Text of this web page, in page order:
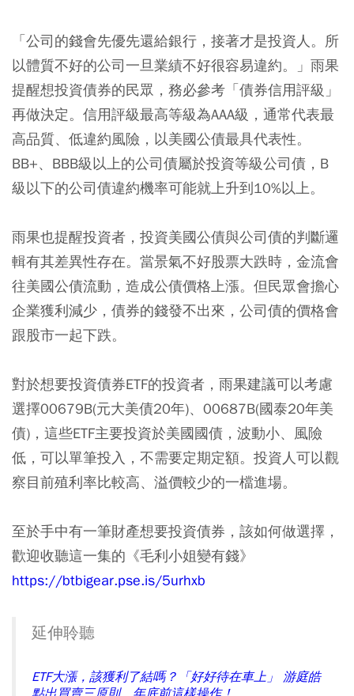
「公司的錢會先優先還給銀行，接著才是投資人。所
以體質不好的公司一旦業績不好很容易違約。」雨果
提醒想投資債券的民眾，務必參考「債券信用評級」
再做決定。信用評級最高等級為AAA級，通常代表最
高品質、低違約風險，以美國公債最具代表性。
BB+、BBB級以上的公司債屬於投資等級公司債，B
級以下的公司債違約機率可能就上升到10%以上。
雨果也提醒投資者，投資美國公債與公司債的判斷邏
輯有其差異性存在。當景氣不好股票大跌時，金流會
往美國公債流動，造成公債價格上漲。但民眾會擔心
企業獲利減少，債券的錢發不出來，公司債的價格會
跟股市一起下跌。
對於想要投資債券ETF的投資者，雨果建議可以考慮
選擇00679B(元大美債20年)、00687B(國泰20年美
債)，這些ETF主要投資於美國國債，波動小、風險
低，可以單筆投入，不需要定期定額。投資人可以觀
察目前殖利率比較高、溢價較少的一檔進場。
至於手中有一筆財產想要投資債券，該如何做選擇，
歡迎收聽這一集的《毛利小姐變有錢》
https://btbigear.pse.is/5urhxb
延伸聆聽
ETF大漲，該獲利了結嗎？「好好待在車上」 游庭皓